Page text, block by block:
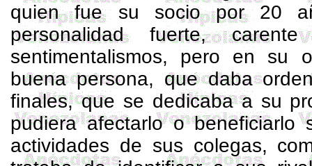
quien fue su socio por 20
personalidad fuerte,
sentimentalismos, pero en su
buena persona, que daba
finales, que se dedicaba a su
pudiera afectarlo o beneficiarlo
actividades de sus colegas,